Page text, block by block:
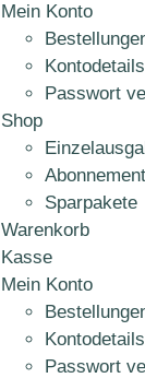
Mein Konto
Kontodetails
Passwort
Shop
Sparpakete
Warenkorb
Kasse
Mein Konto
Kontodetails
Passwort